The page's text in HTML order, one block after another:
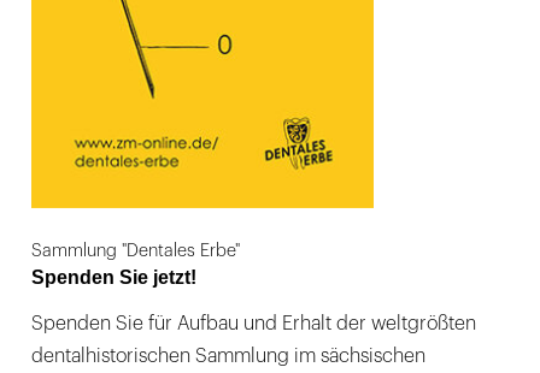
Sammlung "Dentales Erbe"
Spenden Sie jetzt!
Spenden Sie für Aufbau und Erhalt der weltgrößten
dentalhistorischen Sammlung im sächsischen